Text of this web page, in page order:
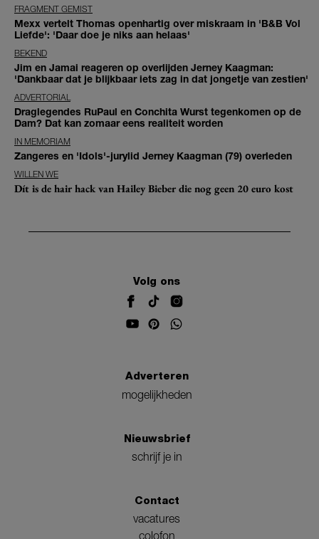
FRAGMENT GEMIST
Mexx vertelt Thomas openhartig over miskraam in 'B&B Vol
Liefde': 'Daar doe je niks aan helaas'
BEKEND
Jim en Jamai reageren op overlijden Jerney Kaagman:
'Dankbaar dat je blijkbaar iets zag in dat jongetje van zestien'
ADVERTORIAL
Draglegendes RuPaul en Conchita Wurst tegenkomen op de
Dam? Dat kan zomaar eens realiteit worden
IN MEMORIAM
Zangeres en 'Idols'-jurylid Jerney Kaagman (79) overleden
WILLEN WE
Dít is de hair hack van Hailey Bieber die nog geen 20 euro kost
Volg ons
Adverteren
mogelijkheden
Nieuwsbrief
schrijf je in
Contact
vacatures
colofon